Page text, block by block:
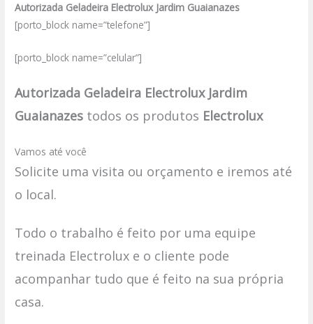
Autorizada Geladeira Electrolux Jardim Guaianazes
[porto_block name=”telefone”]
[porto_block name=”celular”]
Autorizada Geladeira Electrolux Jardim
Guaianazes todos os produtos Electrolux
Vamos até você
Solicite uma visita ou orçamento e iremos até
o local.
Todo o trabalho é feito por uma equipe
treinada Electrolux e o cliente pode
acompanhar tudo que é feito na sua própria
casa.